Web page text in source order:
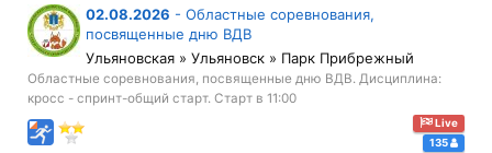
02.08.2026 - Областные соревнования,
посвященные дню ВДВ
Ульяновская » Ульяновск » Парк Прибрежный
Областные соревнования, посвященные дню ВДВ. Дисциплина:
кросс - спринт-общий старт. Старт в 11:00
Live
135